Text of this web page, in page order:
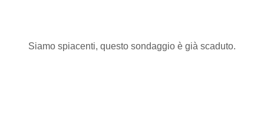
Siamo spiacenti, questo sondaggio è già scaduto.